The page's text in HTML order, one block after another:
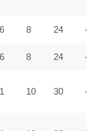
8 24 40
8 24 45
10 30 45